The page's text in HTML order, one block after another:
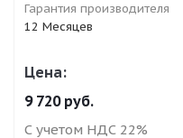
Гарантия производителя
12 Месяцев
Цена:
9 720руб.
С учетом НДС 22%